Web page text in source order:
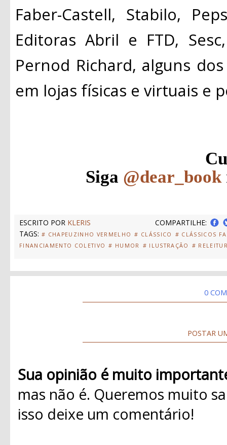
Faber-Castell, Stabilo,
Editoras Abril e FTD,
Pernod Richard, alguns
em lojas físicas e virtuais e
Siga @dear_book
ESCRITO POR KLERIS
COMPARTILHE:
TAGS: # CHAPEUZINHO VERMELHO # CLÁSSICO
# CLÁSSICOS
FINANCIAMENTO COLETIVO # HUMOR # ILUSTRAÇÃO #
0
POSTAR
Sua opinião é muito
mas não é. Queremos muito
isso deixe um comentário!